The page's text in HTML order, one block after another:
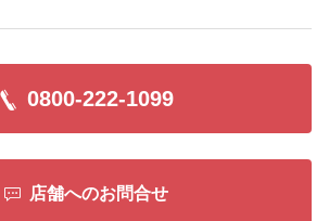
0800-222-1099
店舗へのお問合せ